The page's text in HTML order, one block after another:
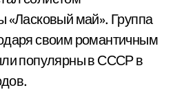
«Ласковый май». Группа
своим романтичным
популярны в СССР в